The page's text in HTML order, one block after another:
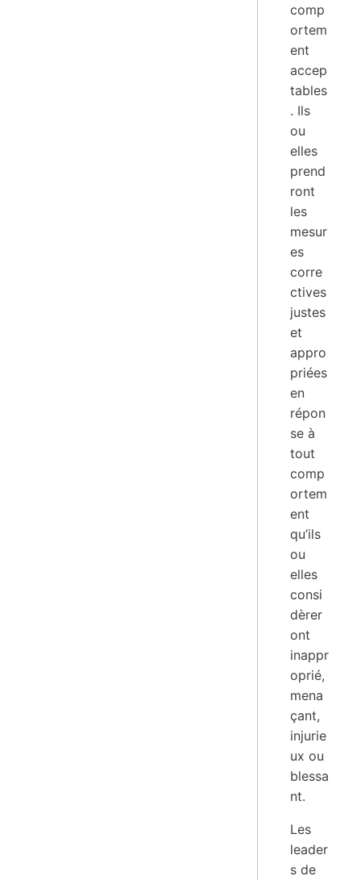
comp
ortem
ent
accep
tables
. Ils
ou
elles
prend
ront
les
mesur
es
corre
ctives
justes
et
appro
priées
en
répon
se à
tout
comp
ortem
ent
qu’ils
ou
elles
consi
dèrer
ont
inappr
oprié,
mena
çant,
injurie
ux ou
blessa
nt.
Les
leader
s de